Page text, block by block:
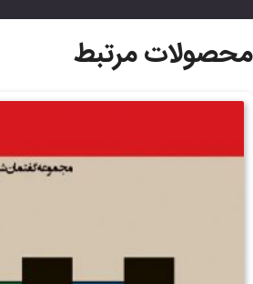
محصولات مرتبط